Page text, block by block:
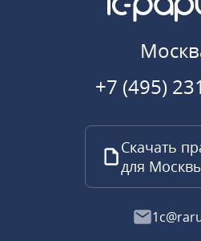
+7 (495)
Скачать
для